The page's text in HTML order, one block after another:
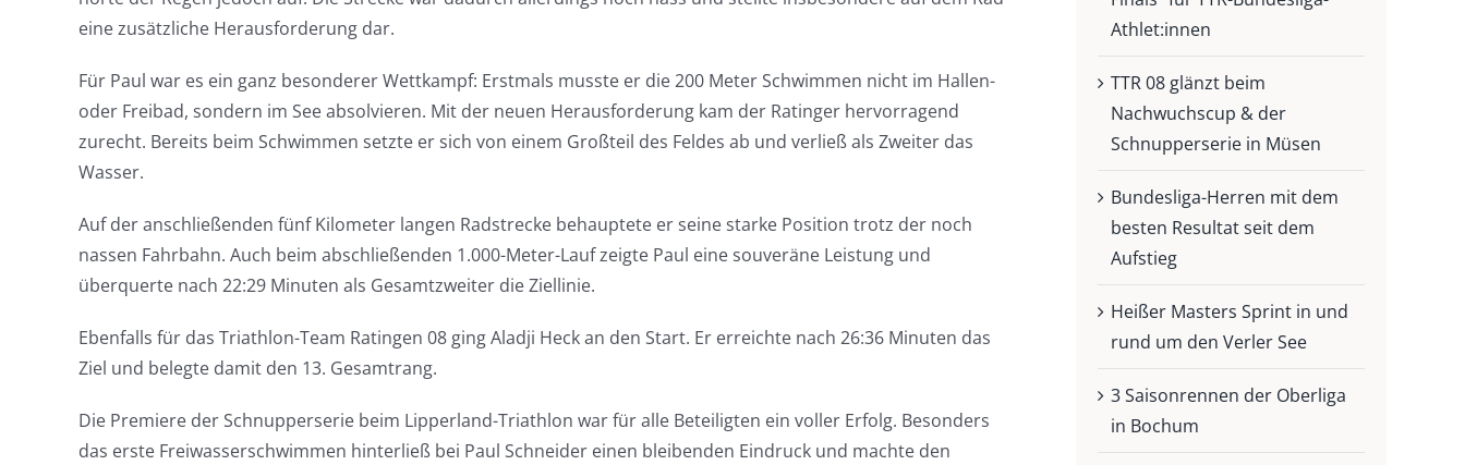
eine zusätzliche Herausforderung dar.
Für Paul war es ein ganz besonderer Wettkampf: Erstmals musste er die 200 Meter Schwimmen nicht im Hallen-
oder Freibad, sondern im See absolvieren. Mit der neuen Herausforderung kam der Ratinger hervorragend
zurecht. Bereits beim Schwimmen setzte er sich von einem Großteil des Feldes ab und verließ als Zweiter das
Wasser.
Auf der anschließenden fünf Kilometer langen Radstrecke behauptete er seine starke Position trotz der noch
nassen Fahrbahn. Auch beim abschließenden 1.000-Meter-Lauf zeigte Paul eine souveräne Leistung und
überquerte nach 22:29 Minuten als Gesamtzweiter die Ziellinie.
Ebenfalls für das Triathlon-Team Ratingen 08 ging Aladji Heck an den Start. Er erreichte nach 26:36 Minuten das
Ziel und belegte damit den 13. Gesamtrang.
Die Premiere der Schnupperserie beim Lipperland-Triathlon war für alle Beteiligten ein voller Erfolg. Besonders
das erste Freiwasserschwimmen hinterließ bei Paul Schneider einen bleibenden Eindruck und machte den
Athlet:innen
TTR 08 glänzt beim
Nachwuchscup & der
Schnupperserie in Müsen
Bundesliga-Herren mit dem
besten Resultat seit dem
Aufstieg
Heißer Masters Sprint in und
rund um den Verler See
3 Saisonrennen der Oberliga
in Bochum